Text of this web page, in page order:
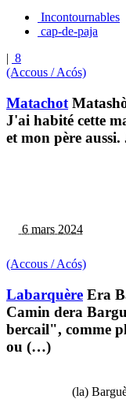
Incontournables
cap-de-paja
| 8
(Accous / Acós)
Matachot
J'ai habité cette
et mon père
6 mars 2024
(Accous / Acós)
Labarquère Era
Camin dera
bercail", comme
ou (…)
(la)